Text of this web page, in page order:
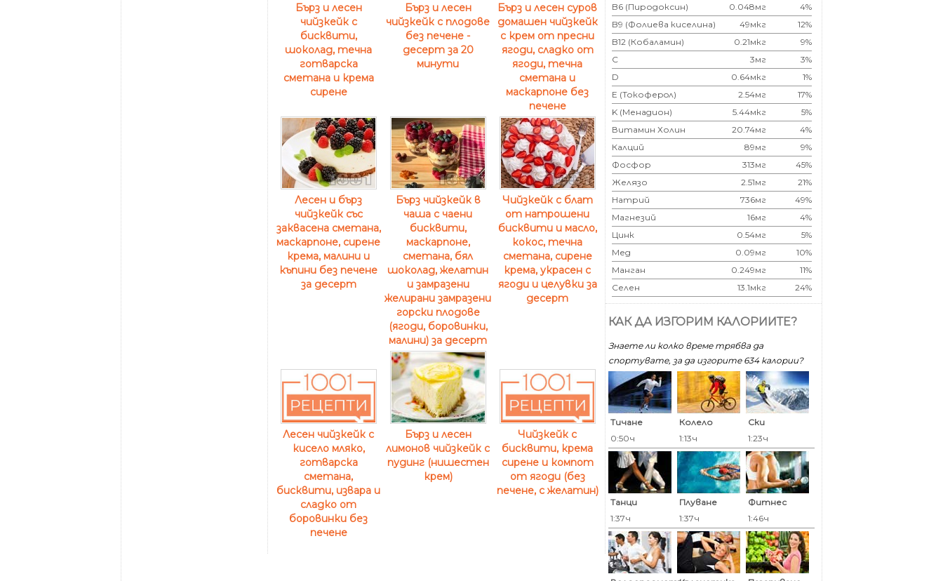
Бърз и лесен
чийзкейк с
бисквити,
шоколад, течна
готварска
сметана и крема
сирене
Бърз и лесен
чийзкейк с плодове
без печене -
десерт за 20
минути
Бърз и лесен суров
домашен чийзкейк
с крем от пресни
ягоди, сладко от
ягоди, течна
сметана и
маскарпоне без
печене
Лесен и бърз
чийзкейк със
заквасена сметана,
маскарпоне, сирене
крема, малини и
къпини без печене
за десерт
Бърз чийзкейк в
чаша с чаени
бисквити,
маскарпоне,
сметана, бял
шоколад, желатин
и замразени
желирани замразени
горски плодове
(ягоди, боровинки,
малини) за десерт
Чийзкейк с блат
от натрошени
бисквити и масло,
кокос, течна
сметана, сирене
крема, украсен с
ягоди и целувки за
десерт
Лесен чийзкейк с
кисело мляко,
готварска
сметана,
бисквити, извара и
сладко от
боровинки без
печене
Бърз и лесен
лимонов чийзкейк с
пудинг (нишестен
крем)
Чийзкейк с
бисквити, крема
сирене и компот
от ягоди (без
печене, с желатин)
B6 (Пиродоксин)
0.048мг
4%
B9 (Фолиева киселина)
49мкг
12%
B12 (Кобаламин)
0.21мкг
9%
C
3мг
3%
D
0.64мкг
1%
E (Токоферoл)
2.54мг
17%
K (Менадион)
5.44мкг
5%
Витамин Холин
20.74мг
4%
Калций
89мг
9%
Фосфор
313мг
45%
Желязо
2.51мг
21%
Натрий
736мг
49%
Магнезий
16мг
4%
Цинк
0.54мг
5%
Мед
0.09мг
10%
Манган
0.249мг
11%
Селен
13.1мкг 24%
КАК ДА ИЗГОРИМ КАЛОРИИТЕ?
Знаете ли колко време трябва да
спортувате, за да изгорите 634 калoрии?
Тичане
0:50ч
Колело
1:13ч
Ски
1:23ч
Танци
1:37ч
Плуване
1:37ч
Фитнес
1:46ч